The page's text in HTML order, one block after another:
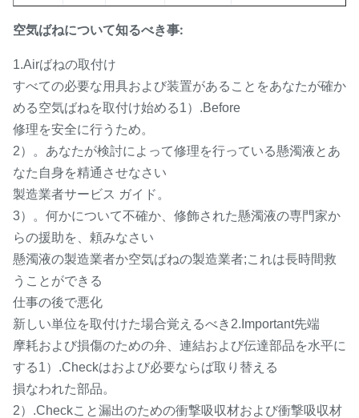
空気ばねについて知るべき事:
1.Airばねの取付け
すべての必要な用具および装置があることをあなたが確か
める空気ばねを取付け始める1）.Before
修理を安全に行うため。
2）。あなたが検討によって修理を行っている懸濁液とあ
なた自身を精通させなさい
製造業者サービス ガイド。
3）。何かについて不確か、修飾された懸濁液の専門家か
らの援助を、頼みなさい
懸濁液の製造業者か空気ばねの製造業者;これは長時間救
うことができる
仕事の後で悪化
新しい単位を取付けた場合覚えるべき2.Important先端
摩耗および損傷のための弁、連結および伝達部品を水平に
する1）.Checkはおよび必要ならば取り替える
損なわれた部品。
2）.Checkこと漏出のための衝撃吸収材および衝撃吸収材